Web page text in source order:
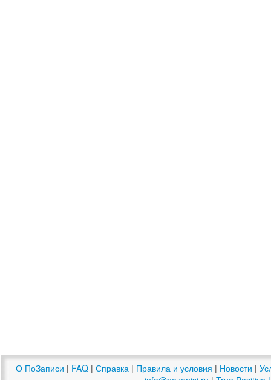
О ПоЗаписи | FAQ | Справка | Правила и условия | Новости |